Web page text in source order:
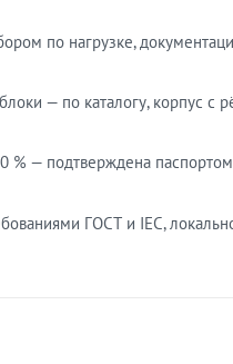
по нагрузке,
— по каталогу, корпус с
% — подтверждена
ГОСТ и IEC,